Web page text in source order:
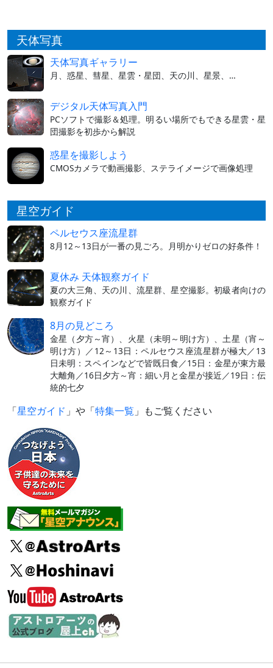
天体写真
天体写真ギャラリー
月、惑星、彗星、星雲・星団、天の川、星景、…
デジタル天体写真入門
PCソフトで撮影＆処理。明るい場所でもできる星雲・星
団撮影を初歩から解説
惑星を撮影しよう
CMOSカメラで動画撮影、ステライメージで画像処理
星空ガイド
ペルセウス座流星群
8月12～13日が一番の見ごろ。月明かりゼロの好条件！
夏休み 天体観察ガイド
夏の大三角、天の川、流星群、星空撮影。初級者向けの
観察ガイド
8月の見どころ
金星（夕方～宵）、火星（未明～明け方）、土星（宵～
明け方）／12～13日：ペルセウス座流星群が極大／13
日未明：スペインなどで皆既日食／15日：金星が東方最
大離角／16日夕方～宵：細い月と金星が接近／19日：伝
統的七夕
「星空ガイド 」や「特集一覧 」もご覧ください